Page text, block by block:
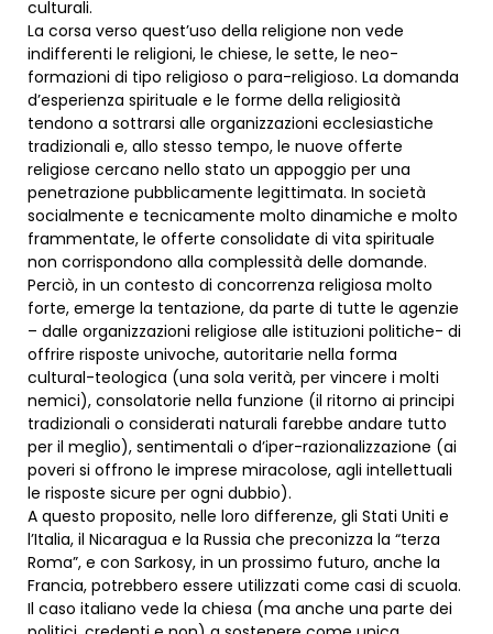
culturali.
La corsa verso quest’uso della religione non vede
indifferenti le religioni, le chiese, le sette, le neo-
formazioni di tipo religioso o para-religioso. La domanda
d’esperienza spirituale e le forme della religiosità
tendono a sottrarsi alle organizzazioni ecclesiastiche
tradizionali e, allo stesso tempo, le nuove offerte
religiose cercano nello stato un appoggio per una
penetrazione pubblicamente legittimata. In società
socialmente e tecnicamente molto dinamiche e molto
frammentate, le offerte consolidate di vita spirituale
non corrispondono alla complessità delle domande.
Perciò, in un contesto di concorrenza religiosa molto
forte, emerge la tentazione, da parte di tutte le agenzie
– dalle organizzazioni religiose alle istituzioni politiche- di
offrire risposte univoche, autoritarie nella forma
cultural-teologica (una sola verità, per vincere i molti
nemici), consolatorie nella funzione (il ritorno ai principi
tradizionali o considerati naturali farebbe andare tutto
per il meglio), sentimentali o d’iper-razionalizzazione (ai
poveri si offrono le imprese miracolose, agli intellettuali
le risposte sicure per ogni dubbio).
A questo proposito, nelle loro differenze, gli Stati Uniti e
l’Italia, il Nicaragua e la Russia che preconizza la “terza
Roma”, e con Sarkosy, in un prossimo futuro, anche la
Francia, potrebbero essere utilizzati come casi di scuola.
Il caso italiano vede la chiesa (ma anche una parte dei